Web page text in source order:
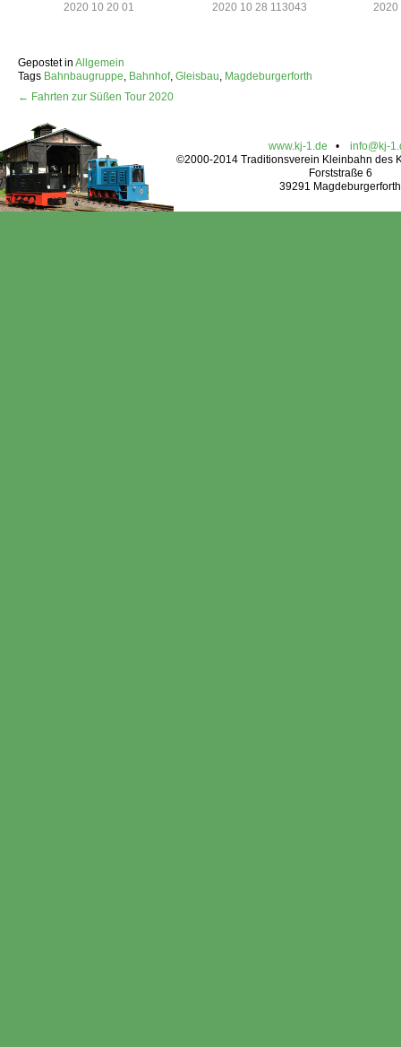
2020 10 20 01 2020 10 28 113043 2020
Gepostet in Allgemein
Tags Bahnbaugruppe, Bahnhof, Gleisbau, Magdeburgerforth
← Fahrten zur Süßen Tour 2020
www.kj-1.de • info@kj-
©2000-2014 Traditionsverein Kleinbahn des
Forststraße 6
39291 Magdeburgerforth